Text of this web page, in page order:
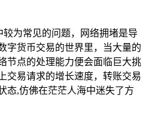
较为常见的问题，网络拥堵是导
字货币交易的世界里，当大量的
节点的处理能力便会面临巨大挑
交易请求的增长速度，转账交易
态,仿佛在茫茫人海中迷失了方